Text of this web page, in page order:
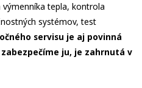
tepla, kontrola
systémov, test
servisu je aj povinná
ju, je zahrnutá v